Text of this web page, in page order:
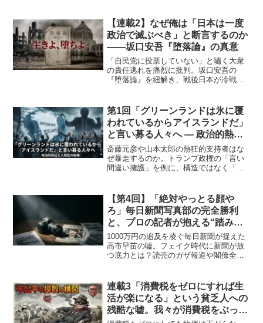
化の真実に迫る。
【連載2】なぜ俺は「日本は一度
政治で滅ぶべき」と断言するのか
――坂口安吾『堕落論』の真意
「自民党に投票していない」と嘯く大衆
の責任逃れを痛烈に批判。坂口安吾の
『堕落論』を紐解き、戦後日本が冷戦と
壊を「日本が正しく滅ぶためのチャン
ス」と位置づける、菅野完の歴史的視
座。
第1回「グリーンランドは氷に覆
われているからアイスランドだ」
と言い募る人々へ ― 政治的熱狂
と人間性の崩壊
斎藤元彦や山本太郎の熱狂的支持者はな
ぜ暴走するのか。トランプ政権の「言い
間違い擁護」を例に、構造ではなく「人
と、人間性の崩壊に警鐘を鳴らす衝撃の
論考。
【第4回】「絶対やっとる顔や
ろ」毎日新聞写真部の完全勝利
と、プロの記者が抱える“踏み込
めない一線
1000万円の追及を凌ぐ毎日新聞が捉えた
高市早苗の嘘。フェイク時代に新聞が放
つ底力とは？読売のガザ報道や閣僚全員
と政治の嘘の裏側を菅野完が徹底解剖す
る。
連載3「消費税をゼロにすれば生
活が楽になる」という貧乏人への
残酷な嘘。我々が消費税をぶっ壊